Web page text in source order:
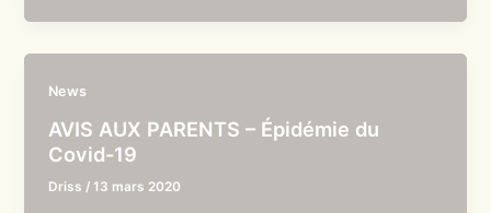
News
AVIS AUX PARENTS – Épidémie du
Covid-19
Driss /13 mars 2020